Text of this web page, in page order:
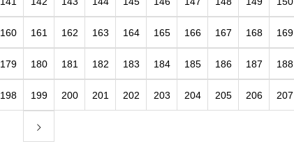
160 161 162 163 164 165 166 167 168 169
179 180 181 182 183 184 185 186 187 188
198 199 200 201 202 203 204 205 206 207